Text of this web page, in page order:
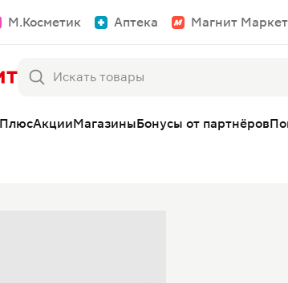
М.Косметик Аптека Магнит Маркет
АкцииМагазиныБонусы от партнёров